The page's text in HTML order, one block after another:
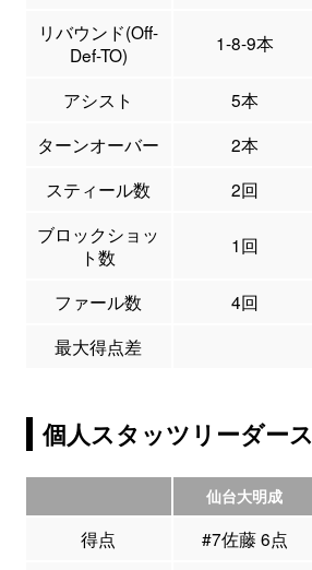
リバウンド(Off-
Def-TO)
1-8-9本
アシスト 5本
ターンオーバー
2本
スティール数
2回
ブロックショッ
ト数
1回
ファール数 4回
最大得点差
個人スタッツリーダース
仙台大明成
得点 #7佐藤 6点